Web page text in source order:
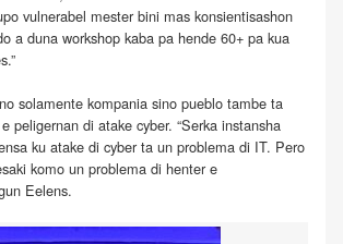
vulnerabel mester bini mas konsientisashon
a duna workshop kaba pa hende 60+ pa kua
solamente kompania sino pueblo tambe ta
peligernan di atake cyber. “Serka instansha
ku atake di cyber ta un problema di IT. Pero
komo un problema di henter e
Eelens.